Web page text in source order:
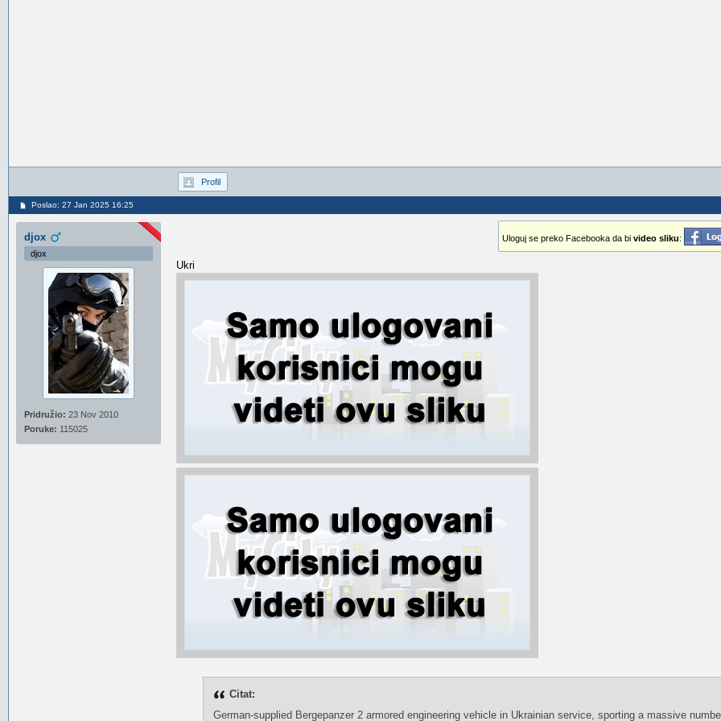
Profil
Poslao: 27 Jan 2025 16:25
djox
djox
Pridružio: 23 Nov 2010
Poruke: 115025
Uloguj se preko Facebooka da bi video sliku:
Ukri
Citat:
German-supplied Bergepanzer 2 armored engineering vehicle in Ukrainian service, sporting a massive